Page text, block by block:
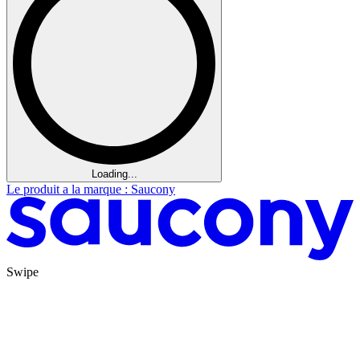
Loading...
Le produit a la marque : Saucony
Swipe